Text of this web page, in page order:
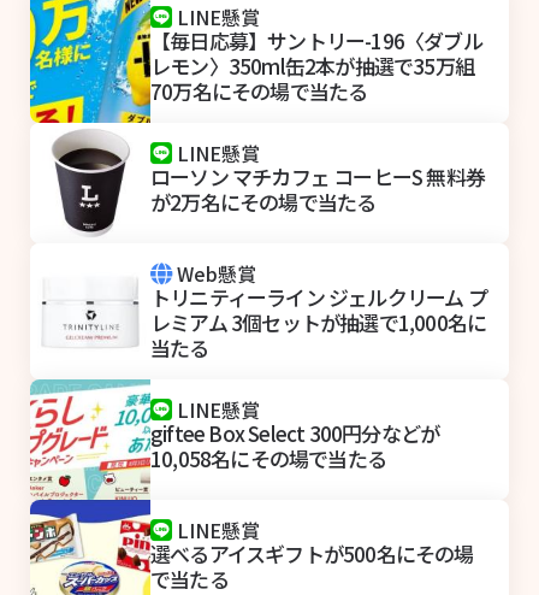
LINE懸賞
【毎日応募】サントリー-196〈ダブル
レモン〉350ml缶2本が抽選で35万組
70万名にその場で当たる
LINE懸賞
ローソン マチカフェ コーヒーS 無料券
が2万名にその場で当たる
Web懸賞
トリニティーライン ジェルクリーム プ
レミアム 3個セットが抽選で1,000名に
当たる
LINE懸賞
giftee Box Select 300円分などが
10,058名にその場で当たる
LINE懸賞
選べるアイスギフトが500名にその場
で当たる